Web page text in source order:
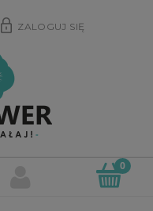
ZALOGUJ SIĘ